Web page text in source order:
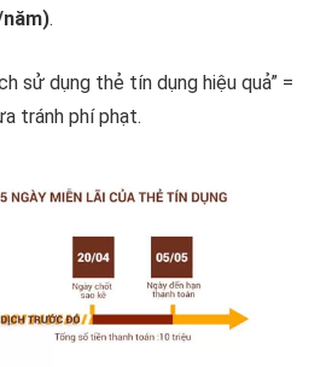
.
sử dụng thẻ tín dụng hiệu quả” =
tránh phí phạt.